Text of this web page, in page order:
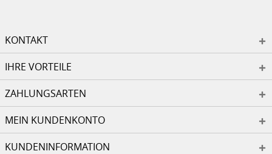
KONTAKT
IHRE VORTEILE
ZAHLUNGSARTEN
MEIN KUNDENKONTO
KUNDENINFORMATION